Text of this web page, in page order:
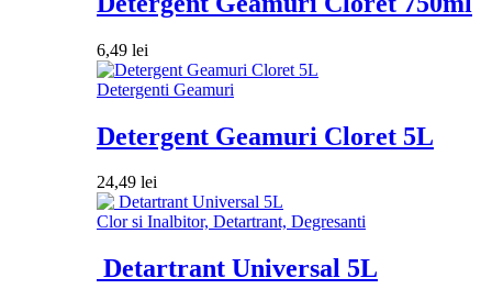
6,49 lei
Detergenti Geamuri
Detergent Geamuri Cloret 5L
24,49 lei
Clor si Inalbitor, Detartrant, Degresanti
Detartrant Universal 5L